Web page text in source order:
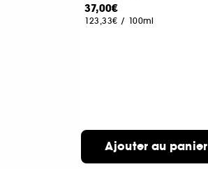
37,00€
123,33€ / 100ml
Ajouter au panier